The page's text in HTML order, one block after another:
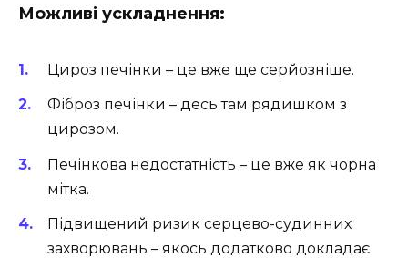
Можливі ускладнення:
Цироз печінки – це вже ще серйозніше.
Фіброз печінки – десь там рядишком з
цирозом.
Печінкова недостатність – це вже як чорна
мітка.
Підвищений ризик серцево-судинних
захворювань – якось додатково докладає